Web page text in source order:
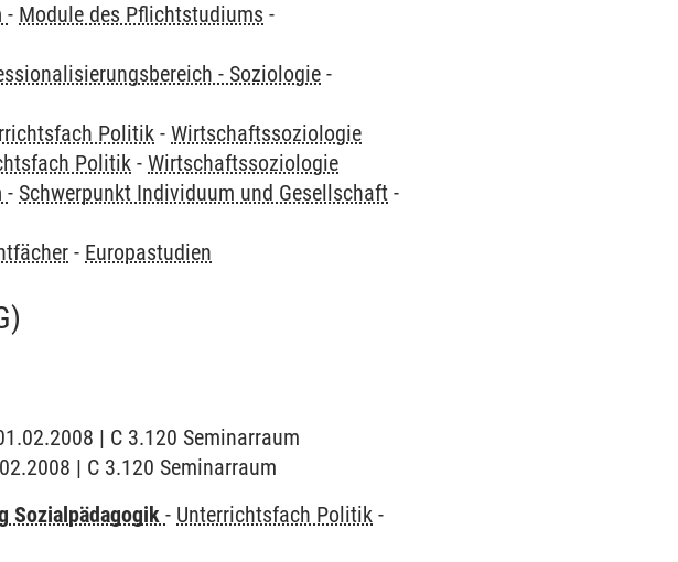
- Module des Pflichtstudiums -
- Soziologie -
Politik -Wirtschaftssoziologie
Politik -Wirtschaftssoziologie
- Schwerpunkt Individuum und Gesellschaft -
- Europastudien
| C 3.120 Seminarraum
| C 3.120 Seminarraum
Sozialpädagogik- Unterrichtsfach Politik -